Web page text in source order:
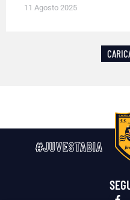
11 Agosto 2025
#JUVESTABIA